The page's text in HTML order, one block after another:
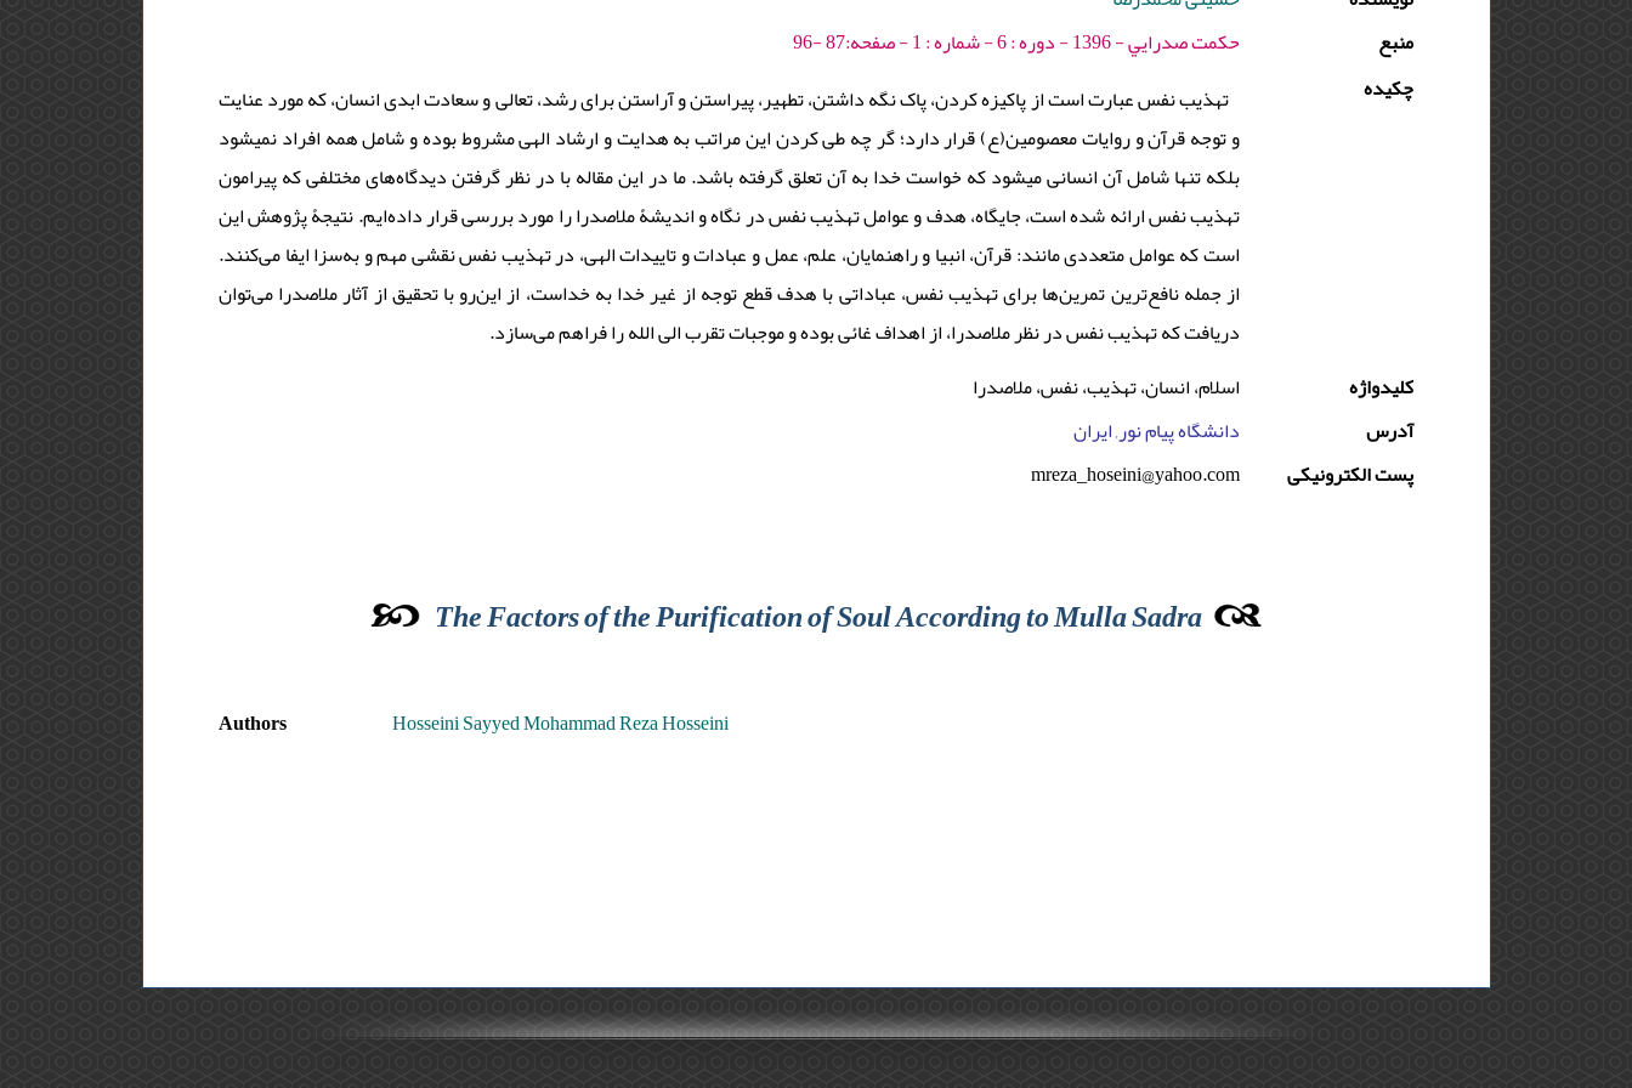
منبع
حكمت صدرايي - 1396 - دوره : 6 - شماره : 1 - صفحه:87 -96
چکیده
تهذیب نفس عبارت است از پاکیزه کردن، پاک نگه داشتن، تطهیر، پیراستن و آراستن برای رشد، تعالی و سعادت ابدی انسان، که مورد عنایت
و توجه قرآن و روایات معصومین(ع) قرار دارد؛ گر چه طى کردن این مراتب به هدایت و ارشاد الهى مشروط بوده و شامل همه افراد نمى‏شود
بلکه تنها شامل آن‏ انسانی مى‏شود که خواست خدا به آن تعلق گرفته باشد. ما در این مقاله با در نظر گرفتن دیدگاه‌های مختلفی که پیرامون
تهذیب نفس ارائه شده است، جایگاه، هدف و عوامل تهذیب نفس در نگاه و اندیشۀ ملاصدرا را مورد بررسی قرار داده‌ایم. نتیجۀ پژوهش این
است که عوامل متعددی مانند: قرآن، انبیا و راهنمایان، علم، عمل و عبادات و تاییدات الهی، در تهذیب نفس نقشی مهم و به‌سزا ایفا می‌کنند.
از جمله نافع‌ترین تمرین‌ها برای تهذیب نفس، عباداتی با هدف قطع توجه از غیر خدا به خداست، از این‌رو با تحقیق از آثار ملاصدرا می‌توان
دریافت که تهذیب نفس در نظر ملاصدرا، از اهداف غائی بوده و موجبات تقرب الی الله را فراهم می‌سازد.
کلیدواژه
اسلام، انسان، تهذیب، نفس، ملاصدرا
آدرس
دانشگاه پیام نور, ایران
پست الکترونیکی
mreza_hoseini@yahoo.com
The Factors of the Purification of Soul According to Mulla Sadra
Authors Hosseini Sayyed Mohammad Reza Hosseini